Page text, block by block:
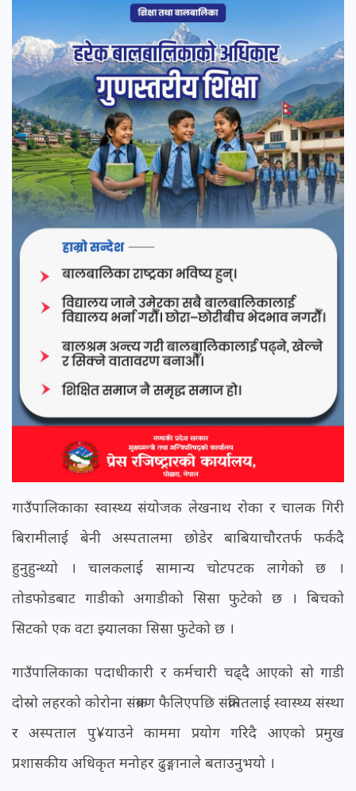
गाउँपालिकाका स्वास्थ्य संयोजक लेखनाथ रोका र चालक गिरी
बिरामीलाई बेनी अस्पतालमा छोडेर बाबियाचौरतर्फ फर्कदै
हुनुहुन्थ्यो । चालकलाई सामान्य चोटपटक लागेको छ ।
तोडफोडबाट गाडीको अगाडीको सिसा फुटेको छ । बिचको
सिटको एक वटा झ्यालका सिसा फुटेको छ ।
गाउँपालिकाका पदाधीकारी र कर्मचारी चढ्दै आएको सो गाडी
दोस्रो लहरको कोरोना संक्रमण फैलिएपछि संक्रमितलाई स्वास्थ्य संस्था
र अस्पताल पु¥याउने काममा प्रयोग गरिदै आएको प्रमुख
प्रशासकीय अधिकृत मनोहर ढुङ्गानाले बताउनुभयो ।